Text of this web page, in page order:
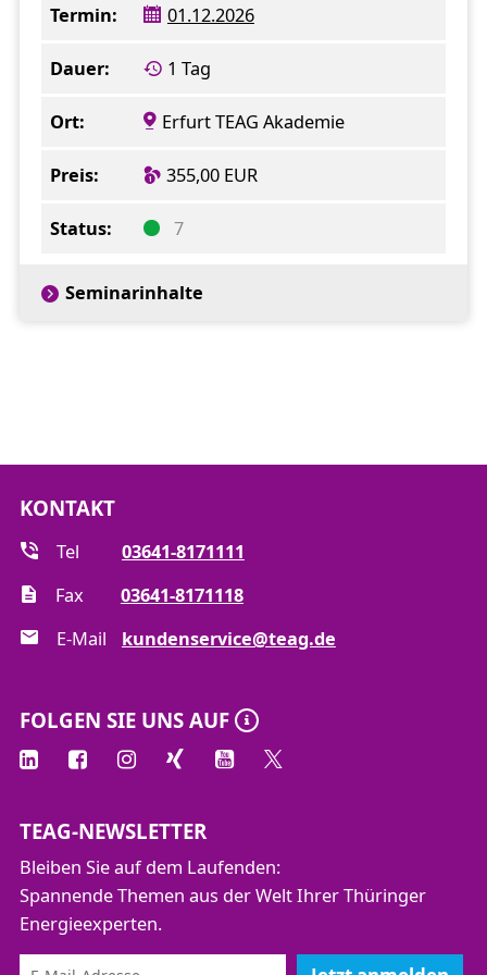
Aufbau und Anforderungen an Kabel- und
Freileitungshausanschlüsse
Zukunftstrends (Wie könnte unsere
Stromlandschaft aussehen?)
Energiemix
Einflussfaktoren von Erzeugung und
Energieabrechnung, staatliche Abgaben,
Transformatoren, Schaltanlagen,
Schutzeinrichtungen der Nieder- und
anderen Tagesseminaren G-1.2 und/oder W-1.2
und Sie erhalten einen umfassenden Überblick
Wasserversorgung.
01.12.2026
1 Tag
Erfurt TEAG Akademie
355,00 EUR
7
Seminarinhalte
KONTAKT
Tel
03641-8171111
Fax
03641-8171118
E-Mail
kundenservice@teag.de
FOLGEN SIE UNS AUF
TEAG-NEWSLETTER
Bleiben Sie auf dem Laufenden:
Spannende Themen aus der Welt Ihrer Thüringer
Energieexperten.